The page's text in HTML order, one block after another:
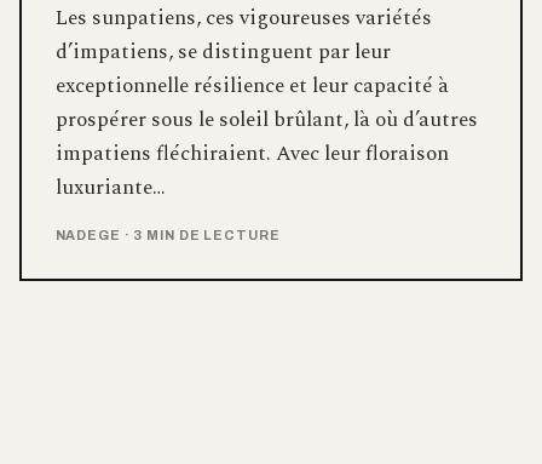
Les sunpatiens, ces vigoureuses variétés
d’impatiens, se distinguent par leur
exceptionnelle résilience et leur capacité à
prospérer sous le soleil brûlant, là où d’autres
impatiens fléchiraient. Avec leur floraison
luxuriante…
NADEGE · 3 MIN DE LECTURE